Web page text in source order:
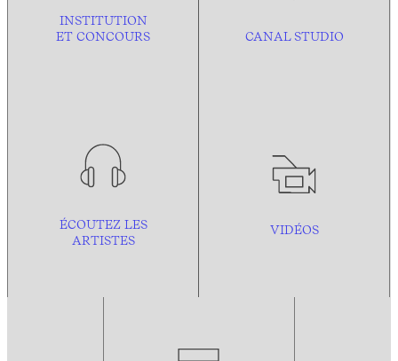
INSTITUTION
ET CONCOURS
CANAL STUDIO
ÉCOUTEZ LES
ARTISTES
VIDÉOS